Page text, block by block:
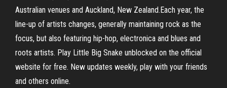
Australian venues and Auckland, New Zealand.Each year, the
line-up of artists changes, generally maintaining rock as the
focus, but also featuring hip-hop, electronica and blues and
roots artists. Play Little Big Snake unblocked on the official
website for free. New updates weekly, play with your friends
and others online.